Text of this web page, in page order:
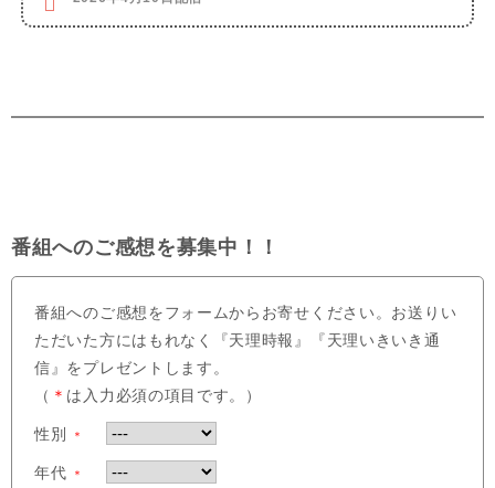
番組へのご感想を募集中！！
番組へのご感想をフォームからお寄せください。お送りい
ただいた方にはもれなく『天理時報』『天理いきいき通
信』をプレゼントします。
（ ＊ は入力必須の項目です。）
性別 ＊
年代 ＊